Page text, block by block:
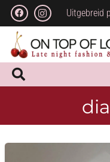
Uitgebreid